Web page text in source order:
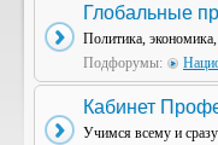
Глобальные
Политика,
Подфорумы:
Кабинет
Учимся всему и